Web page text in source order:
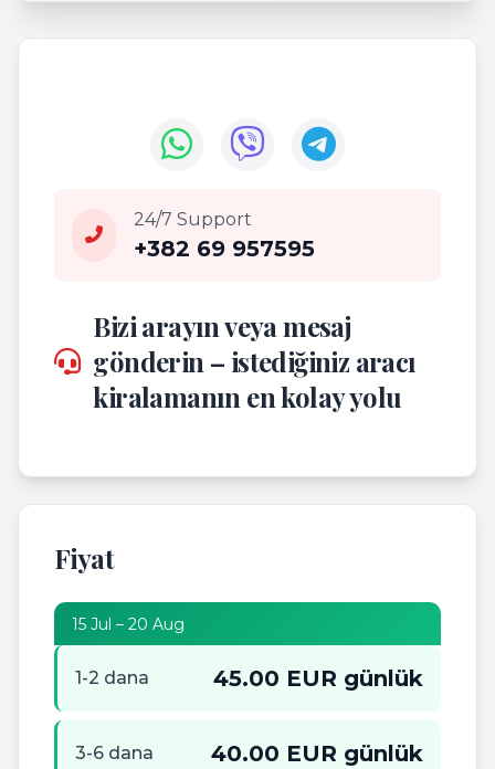
24/7 Support
+382 69 957595
Bizi arayın veya mesaj
gönderin – istediğiniz aracı
kiralamanın en kolay yolu
Fiyat
15 Jul – 20 Aug
1-2 dana 45.00 EUR günlük
3-6 dana 40.00 EUR günlük